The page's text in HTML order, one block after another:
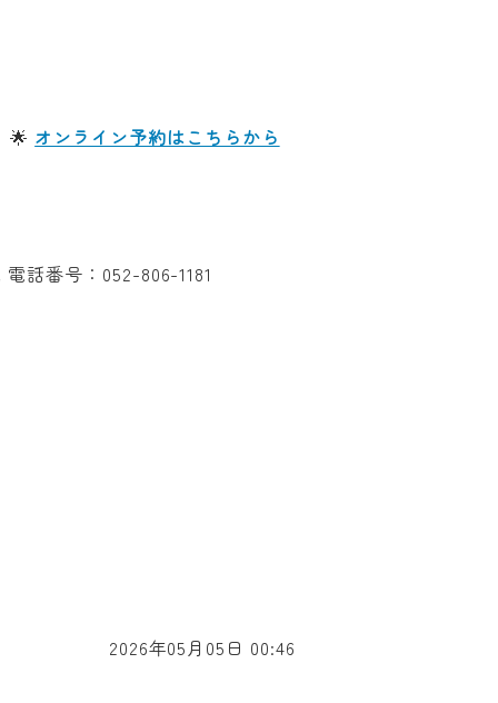
🌟 オンライン予約はこちらから
電話番号：052-806-1181
2026年05月05日 00:46